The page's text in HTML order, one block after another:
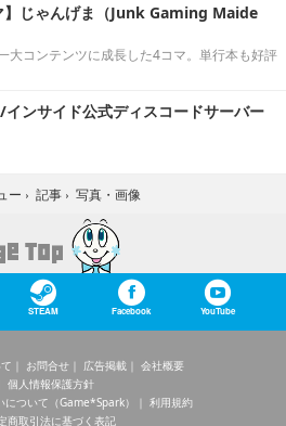
】じゃんげま（Junk Gaming Maide
大コンテンツに成長した4コマ。単行本も好評
ンサイド公式ディスコードサーバー
ー › 記事 › 写真・画像
STEAM Facebook YouTube
お問合せ 広告掲載
会社概要
個人情報保護方針
ついて（Game*Spark）
利用規約
商取引法に基づく表記